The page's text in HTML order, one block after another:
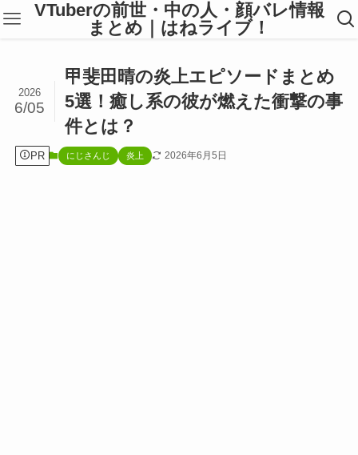
VTuberの前世・中の人・顔バレ情報
まとめ｜はねライブ！
甲斐田晴の炎上エピソードまとめ
5選！癒し系の彼が燃えた衝撃の事
件とは？
2026
6/05
PR にじさんじ 炎上 2026年6月5日